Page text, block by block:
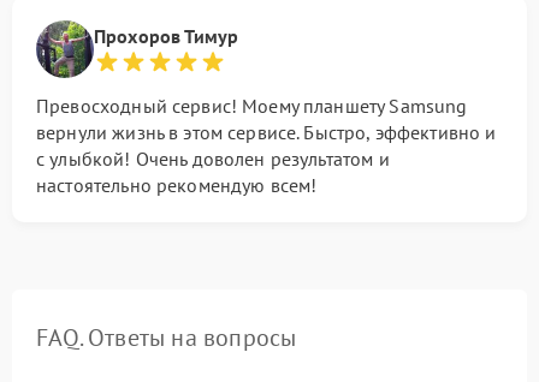
Прохоров Тимур
Превосходный сервис! Моему планшету Samsung
вернули жизнь в этом сервисе. Быстро, эффективно и
с улыбкой! Очень доволен результатом и
настоятельно рекомендую всем!
FAQ. Ответы на вопросы